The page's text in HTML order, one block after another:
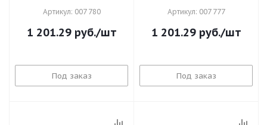
Артикул: 007 780
1 201.29руб./шт
Под заказ
Артикул: 007 777
1 201.29руб./шт
Под заказ